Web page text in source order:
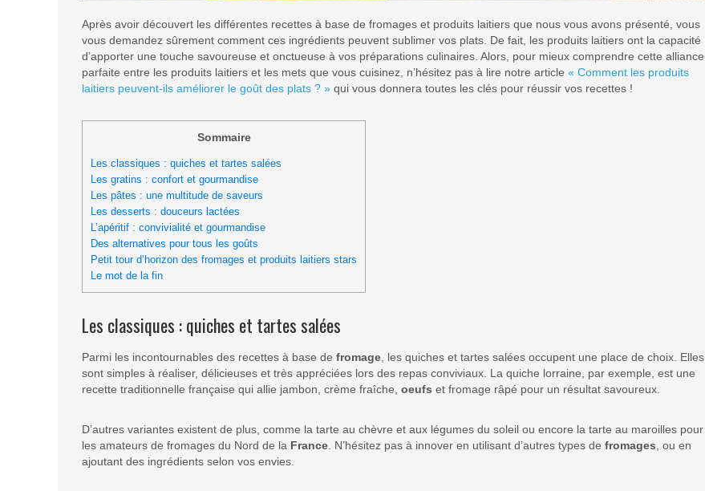
Après avoir découvert les différentes recettes à base de fromages et produits laitiers que nous vous avons présenté, vous
vous demandez sûrement comment ces ingrédients peuvent sublimer vos plats. De fait, les produits laitiers ont la capacité
d’apporter une touche savoureuse et onctueuse à vos préparations culinaires. Alors, pour mieux comprendre cette alliance
parfaite entre les produits laitiers et les mets que vous cuisinez, n’hésitez pas à lire notre article « Comment les produits
laitiers peuvent-ils améliorer le goût des plats ? » qui vous donnera toutes les clés pour réussir vos recettes !
Sommaire
Les classiques : quiches et tartes salées
Les gratins : confort et gourmandise
Les pâtes : une multitude de saveurs
Les desserts : douceurs lactées
L’apéritif : convivialité et gourmandise
Des alternatives pour tous les goûts
Petit tour d’horizon des fromages et produits laitiers stars
Le mot de la fin
Les classiques : quiches et tartes salées
Parmi les incontournables des recettes à base de fromage , les quiches et tartes salées occupent une place de choix. Elles
sont simples à réaliser, délicieuses et très appréciées lors des repas conviviaux. La quiche lorraine, par exemple, est une
recette traditionnelle française qui allie jambon, crème fraîche, oeufs et fromage râpé pour un résultat savoureux.
D’autres variantes existent de plus, comme la tarte au chèvre et aux légumes du soleil ou encore la tarte au maroilles pour
les amateurs de fromages du Nord de la France . N’hésitez pas à innover en utilisant d’autres types de fromages , ou en
ajoutant des ingrédients selon vos envies.